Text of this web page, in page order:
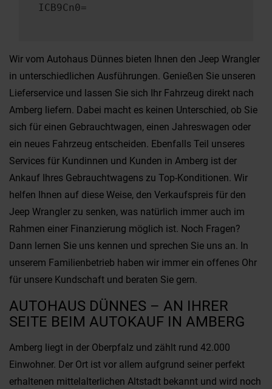
ICB9Cn0=
Wir vom Autohaus Dünnes bieten Ihnen den Jeep Wrangler
in unterschiedlichen Ausführungen. Genießen Sie unseren
Lieferservice und lassen Sie sich Ihr Fahrzeug direkt nach
Amberg liefern. Dabei macht es keinen Unterschied, ob Sie
sich für einen Gebrauchtwagen, einen Jahreswagen oder
ein neues Fahrzeug entscheiden. Ebenfalls Teil unseres
Services für Kundinnen und Kunden in Amberg ist der
Ankauf Ihres Gebrauchtwagens zu Top-Konditionen. Wir
helfen Ihnen auf diese Weise, den Verkaufspreis für den
Jeep Wrangler zu senken, was natürlich immer auch im
Rahmen einer Finanzierung möglich ist. Noch Fragen?
Dann lernen Sie uns kennen und sprechen Sie uns an. In
unserem Familienbetrieb haben wir immer ein offenes Ohr
für unsere Kundschaft und beraten Sie gern.
AUTOHAUS DÜNNES – AN IHRER
SEITE BEIM AUTOKAUF IN AMBERG
Amberg liegt in der Oberpfalz und zählt rund 42.000
Einwohner. Der Ort ist vor allem aufgrund seiner perfekt
erhaltenen mittelalterlichen Altstadt bekannt und wird noch